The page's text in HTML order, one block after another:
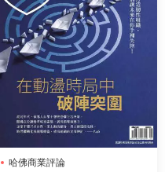
哈佛商業評論